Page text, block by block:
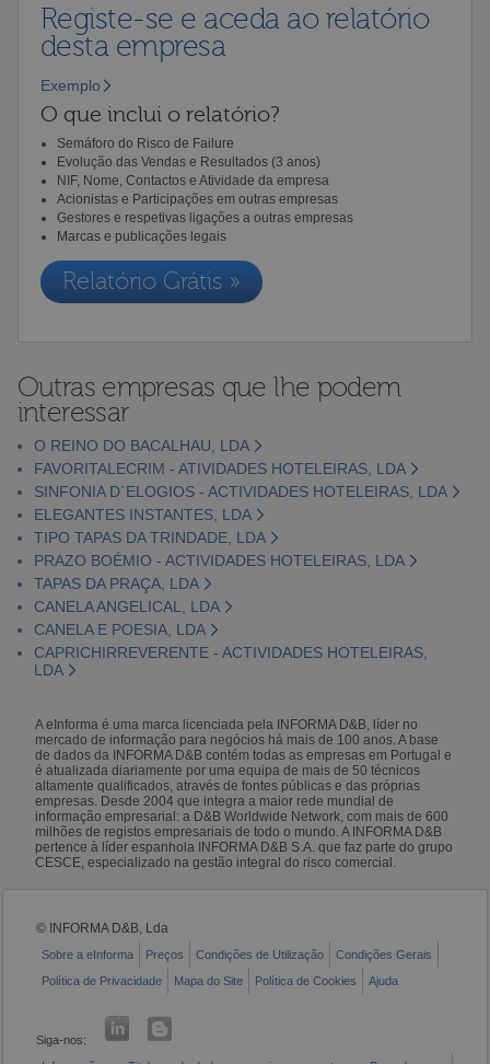
Registe-se e aceda ao relatório
desta empresa
Exemplo
O que inclui o relatório?
Semáforo do Risco de Failure
Evolução das Vendas e Resultados (3 anos)
NIF, Nome, Contactos e Atividade da empresa
Acionistas e Participações em outras empresas
Gestores e respetivas ligações a outras empresas
Marcas e publicações legais
Relatório Grátis »
Outras empresas que lhe podem
interessar
O REINO DO BACALHAU, LDA
FAVORITALECRIM - ATIVIDADES HOTELEIRAS, LDA
SINFONIA D`ELOGIOS - ACTIVIDADES HOTELEIRAS, LDA
ELEGANTES INSTANTES, LDA
TIPO TAPAS DA TRINDADE, LDA
PRAZO BOÉMIO - ACTIVIDADES HOTELEIRAS, LDA
TAPAS DA PRAÇA, LDA
CANELA ANGELICAL, LDA
CANELA E POESIA, LDA
CAPRICHIRREVERENTE - ACTIVIDADES HOTELEIRAS,
LDA
A eInforma é uma marca licenciada pela INFORMA D&B, líder no
mercado de informação para negócios há mais de 100 anos. A base
de dados da INFORMA D&B contém todas as empresas em Portugal e
é atualizada diariamente por uma equipa de mais de 50 técnicos
altamente qualificados, através de fontes públicas e das próprias
empresas. Desde 2004 que integra a maior rede mundial de
informação empresarial: a D&B Worldwide Network, com mais de 600
milhões de registos empresariais de todo o mundo. A INFORMA D&B
pertence à líder espanhola INFORMA D&B S.A. que faz parte do grupo
CESCE, especializado na gestão integral do risco comercial.
© INFORMA D&B, Lda
Sobre a eInforma Preços Condições de Utilização
Condições Gerais
Política de Privacidade
Mapa do Site Política de Cookies Ajuda
Siga-nos: